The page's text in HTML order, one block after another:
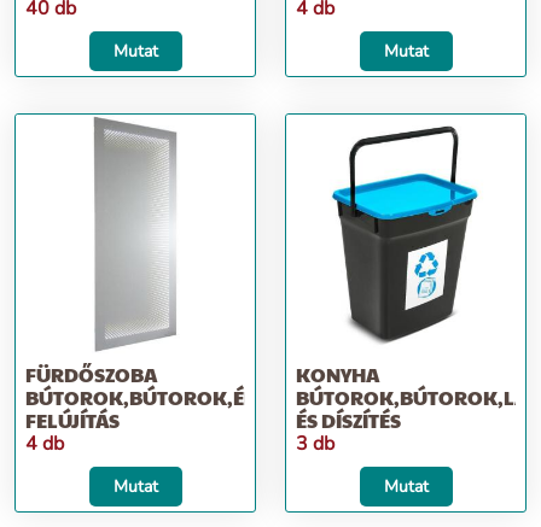
40 db
Mutat
4 db
Mutat
FÜRDŐSZOBA
BÚTOROK,BÚTOROK,ÉPÍTKEZÉS;
FELÚJÍTÁS
4 db
Mutat
KONYHA
ÉS DÍSZÍTÉS
3 db
Mutat